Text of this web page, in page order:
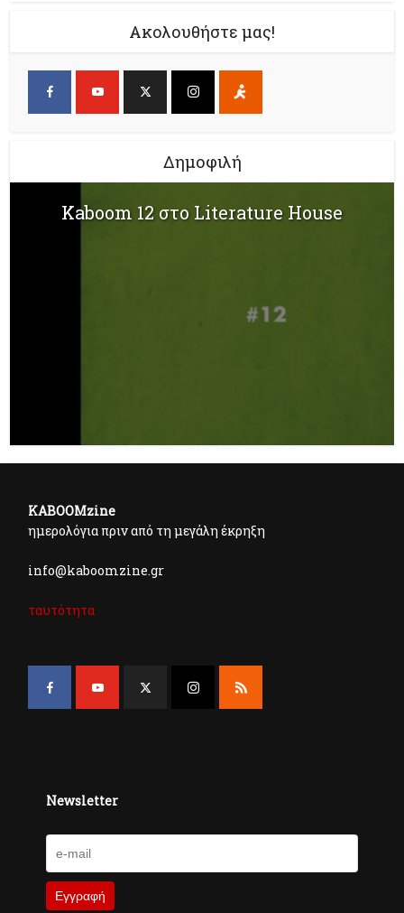
Ακολουθήστε μας!
Δημοφιλή
Kaboom 12 στο Literature House
KABOOMzine
ημερολόγια πριν από τη μεγάλη έκρηξη
info@kaboomzine.gr
ταυτότητα
Newsletter